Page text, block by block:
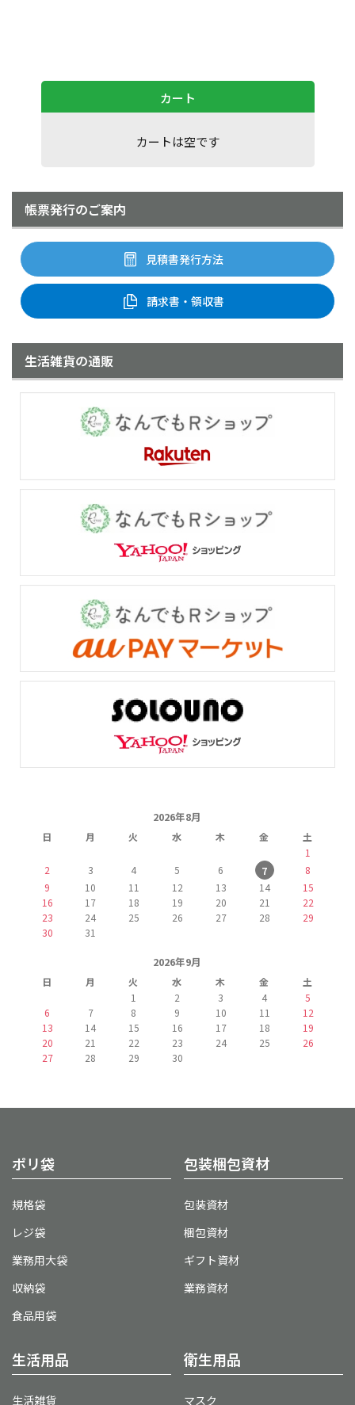
カート
カートは空です
帳票発行のご案内
見積書発行方法
請求書・領収書
生活雑貨の通販
2026年8月
日 月 火 水 木 金
土
1
2
3 4 5 6 7
8
9
10 11 12 13 14
15
16
17 18 19 20 21
22
23
24 25 26 27 28
29
30
31
2026年9月
日 月 火 水 木 金
土
1
2 3 4
5
6
7 8 9 10 11
12
13
14 15 16 17 18
19
20
21 22 23 24 25
26
27
28 29 30
ポリ袋
規格袋
レジ袋
業務用大袋
収納袋
食品用袋
包装梱包資材
包装資材
梱包資材
ギフト資材
業務資材
生活用品
生活雑貨
衛生用品
マスク